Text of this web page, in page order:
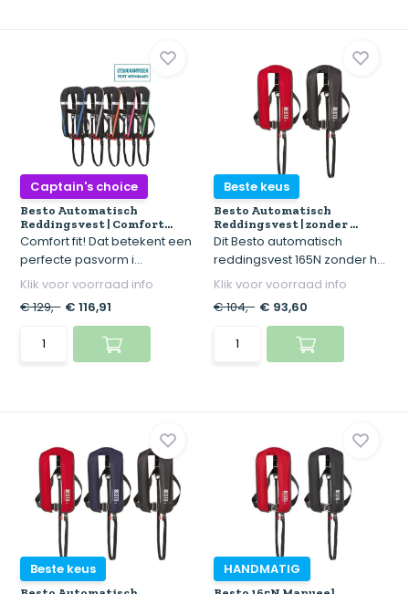
Captain's choice
Besto Automatisch
Reddingsvest | Comfort...
Comfort fit! Dat betekent een
perfecte pasvorm i...
Klik voor voorraad info
€ 129,- € 116,91
Beste keus
Besto Automatisch
Reddingsvest | zonder ...
Dit Besto automatisch
reddingsvest 165N zonder h...
Klik voor voorraad info
€ 104,- € 93,60
Beste keus HANDMATIG